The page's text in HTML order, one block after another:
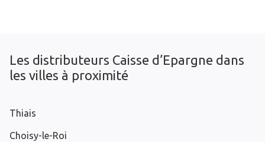
Les distributeurs Caisse d’Epargne dans
les villes à proximité
Thiais
Choisy-le-Roi